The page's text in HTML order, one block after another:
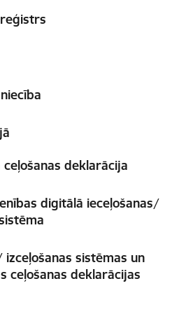
deklarācija
digitālā ieceļošanas/
izceļošanas sistēmas un
ceļošanas deklarācijas